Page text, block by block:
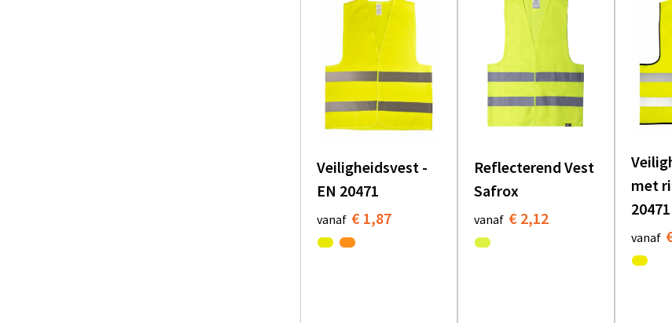
Veiligheidsvest -
EN 20471
vanaf € 1,87
Reflecterend Vest
Safrox
vanaf € 2,12
met
20471
vanaf